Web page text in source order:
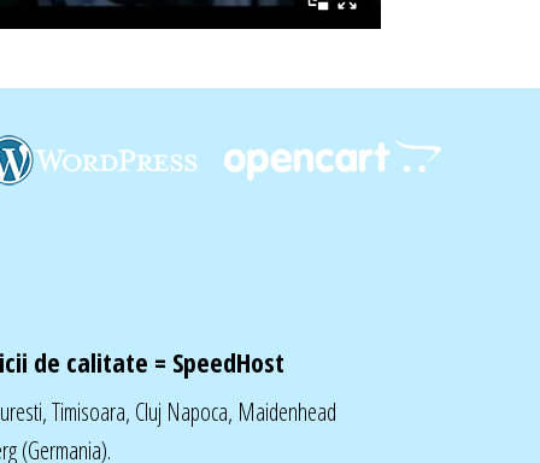
de calitate = SpeedHost
Timisoara, Cluj Napoca, Maidenhead
(Germania).